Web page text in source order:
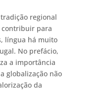
regional
contribuir para
língua há muito
No prefácio,
a importância
globalização não
da